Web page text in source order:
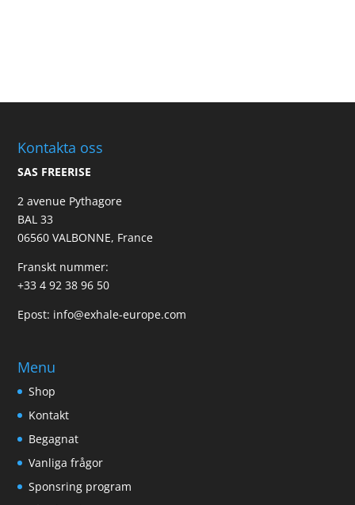
Kontakta oss
SAS FREERISE
2 avenue Pythagore
BAL 33
06560 VALBONNE, France
Franskt nummer:
+33 4 92 38 96 50
Epost: info@exhale-europe.com
Menu
Shop
Kontakt
Begagnat
Vanliga frågor
Sponsring program